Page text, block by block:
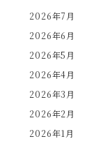
2026年7月
2026年6月
2026年5月
2026年4月
2026年3月
2026年2月
2026年1月